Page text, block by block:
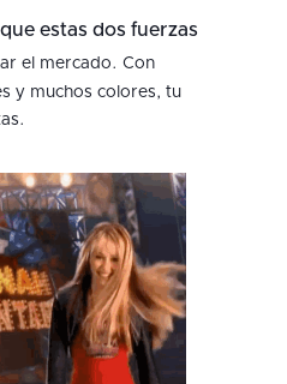
estas dos fuerzas
el mercado. Con
y muchos colores, tu